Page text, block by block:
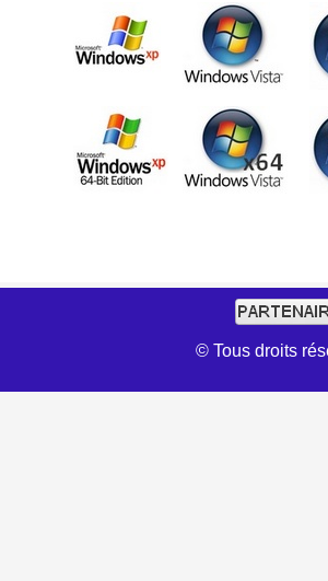
© Tous droits